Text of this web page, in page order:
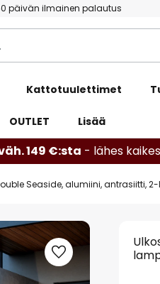
päivän ilmainen palautus
Kattotuulettimet
OUTLET Lisää
149 €:sta - lähes
Seaside, alumiini, antrasiitti,